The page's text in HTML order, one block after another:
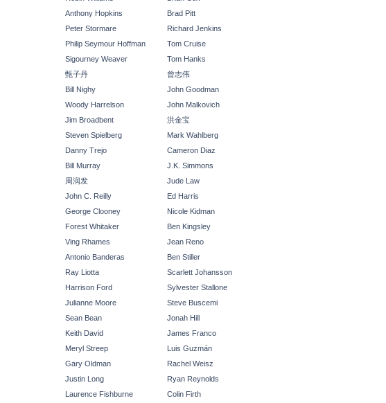
Anthony Hopkins
Brad Pitt
Peter Stormare
Richard Jenkins
Philip Seymour Hoffman
Tom Cruise
Sigourney Weaver
Tom Hanks
甄子丹
曾志伟
Bill Nighy
John Goodman
Woody Harrelson
John Malkovich
Jim Broadbent
洪金宝
Steven Spielberg
Mark Wahlberg
Danny Trejo
Cameron Diaz
Bill Murray
J.K. Simmons
周润发
Jude Law
John C. Reilly
Ed Harris
George Clooney
Nicole Kidman
Forest Whitaker
Ben Kingsley
Ving Rhames
Jean Reno
Antonio Banderas
Ben Stiller
Ray Liotta
Scarlett Johansson
Harrison Ford
Sylvester Stallone
Julianne Moore
Steve Buscemi
Sean Bean
Jonah Hill
Keith David
James Franco
Meryl Streep
Luis Guzmán
Gary Oldman
Rachel Weisz
Justin Long
Ryan Reynolds
Laurence Fishburne
Colin Firth